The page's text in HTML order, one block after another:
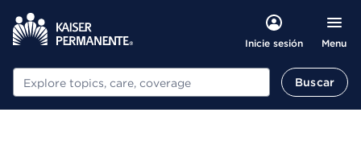
Inicie sesión Menu
Buscar Buscar